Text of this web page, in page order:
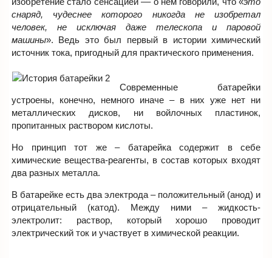
снаряд, чудеснее которого никогда не изобретал
человек, не исключая даже телескопа и паровой
машины». Ведь это был первый в истории химический
источник тока, пригодный для практического применения.
Современные батарейки
устроены, конечно, немного иначе – в них уже нет ни
металлических дисков, ни войлочных пластинок,
пропитанных раствором кислоты.
Но принцип тот же – батарейка содержит в себе
химические вещества-реагенты, в состав которых входят
два разных металла.
В батарейке есть два электрода – положительный (анод) и
отрицательный (катод). Между ними – жидкость-
электролит: раствор, который хорошо проводит
электрический ток и участвует в химической реакции.